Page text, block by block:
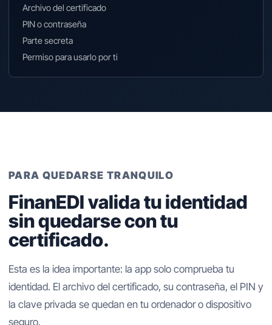
Archivo del certificado
PIN o contraseña
Parte secreta
Permiso para usarlo por ti
PARA QUEDARSE TRANQUILO
FinanEDI valida tu identidad
sin quedarse con tu
certificado.
Esta es la idea importante: la app solo comprueba tu
identidad. El archivo del certificado, su contraseña, el PIN y
la clave privada se quedan en tu ordenador o dispositivo
seguro.